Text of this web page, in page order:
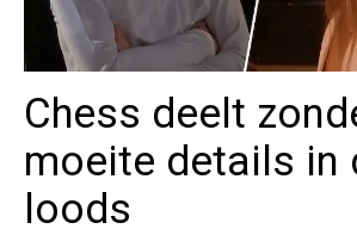
Chess deelt
moeite details in
loods